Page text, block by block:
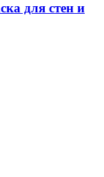
для стен и